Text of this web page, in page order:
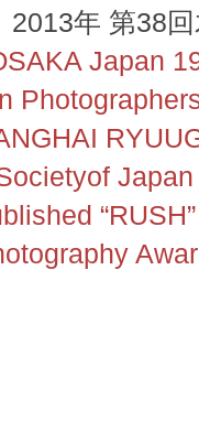
2013年 第38
Japan